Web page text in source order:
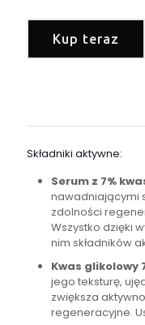
Kup teraz
Składniki aktywne:
Serum z 7%
nawadniającymi
zdolności
Wszystko dzięki
nim składników
Kwas glikolowy
jego teksturę,
zwiększa
regeneracyjne.